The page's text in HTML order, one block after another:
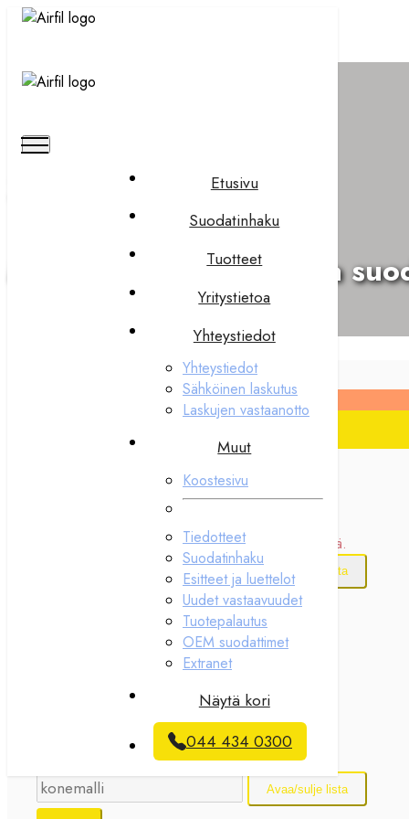
Etusivu
Suodatinhaku
Tuotteet
Yritystietoa
Yhteystiedot
Yhteystiedot
Sähköinen laskutus
Laskujen vastaanotto
Muut
Koostesivu
Tiedotteet
Suodatinhaku
Esitteet ja luettelot
Uudet vastaavuudet
Tuotepalautus
OEM suodattimet
Extranet
Näytä kori
044 434 0300
Suodatinhaku
Monipuolinen valikoima
Syötä hakusana tai koneen merkki
Hakusanan tulee olla vähintään kaksi merkkiä pitkä.
Avaa/sulje lista
AMS
ATLAS COPCO
Avaa/sulje lista